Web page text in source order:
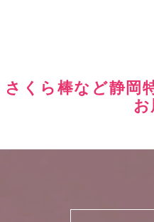
さくら棒など静岡
お